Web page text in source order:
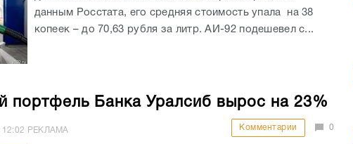
данным Росстата, его средняя стоимость упала на 38
копеек – до 70,63 рубля за литр. АИ-92 подешевел с...
портфель Банка Уралсиб вырос на 23%
12:02 РЕКЛАМА Комментарии 0